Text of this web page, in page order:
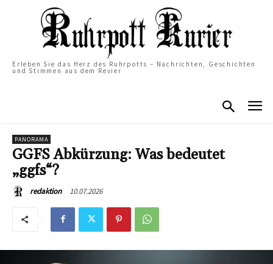
Erleben Sie das Herz des Ruhrpotts – Nachrichten, Geschichten
und Stimmen aus dem Revier
PANORAMA
GGFS Abkürzung: Was bedeutet
„ggfs“?
redaktion 10.07.2026